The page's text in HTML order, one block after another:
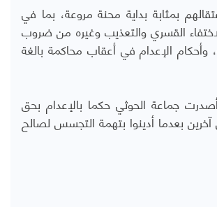
بمثابة بداية محنة مروعة، بما في
القسري والتعذيب وغيره من ضروب
وأحكام الإعدام في أعقاب محاكمة بالغة
2018، أصدرت جماعة الحوثي حكما بالإعدام بحق
بعدما أدينوا بتهمة التجسس لصالح